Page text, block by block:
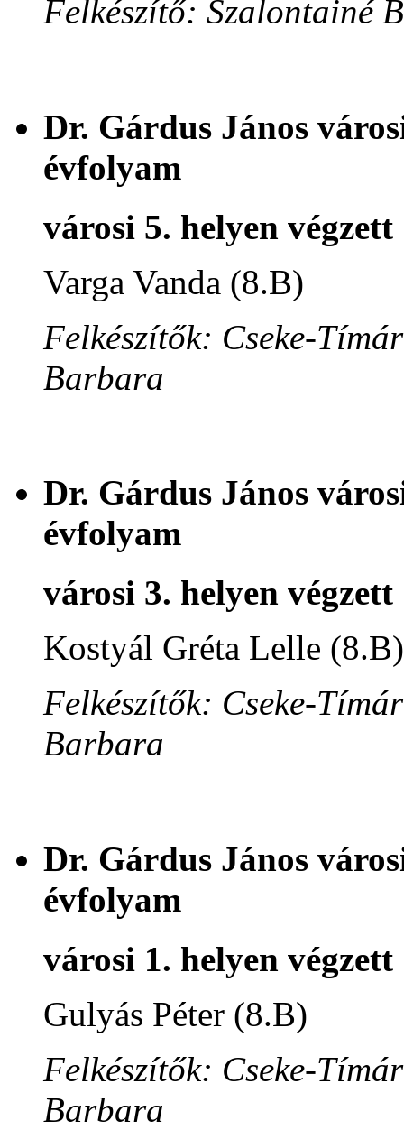
Felkészítő: Szalontainé
Dr. Gárdus János
évfolyam
városi 5. helyen végzett
Varga Vanda (8.B)
Felkészítők: Cseke-
Barbara
Dr. Gárdus János
évfolyam
városi 3. helyen végzett
Kostyál Gréta Lelle (8.B)
Felkészítők: Cseke-
Barbara
Dr. Gárdus János
évfolyam
városi 1. helyen végzett
Gulyás Péter (8.B)
Felkészítők: Cseke-
Barbara